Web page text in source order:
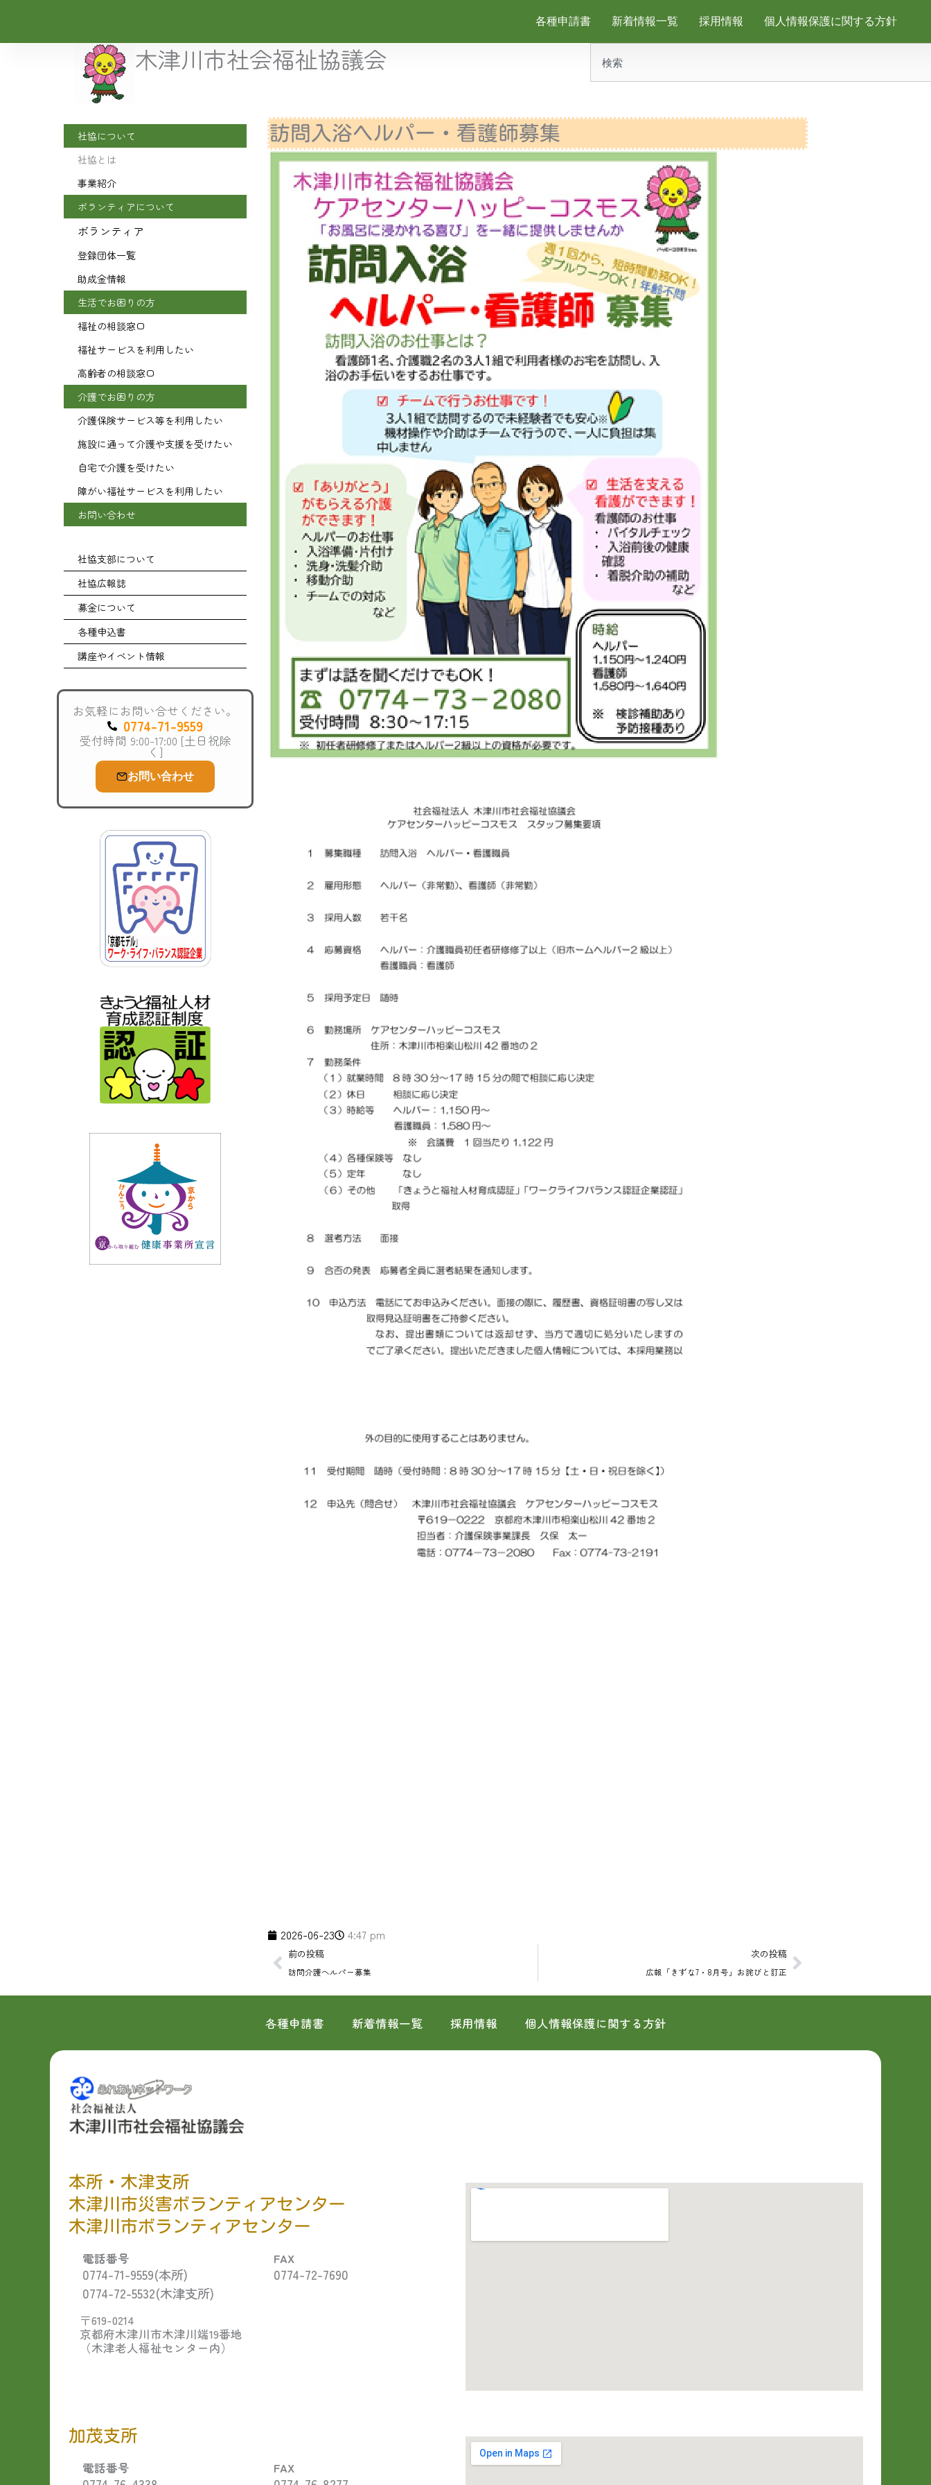
を
各種申請書 新着情報一覧 採用情報 個人情報保護に関する方針
木津川市社会福祉協議会
社協について
社協とは
事業紹介
ボランティアについて
ボランティア
登録団体一覧
助成金情報
生活でお困りの方
福祉の相談窓口
福祉サービスを利用したい
高齢者の相談窓口
介護でお困りの方
介護保険サービス等を利用したい
施設に通って介護や支援を受けたい
自宅で介護を受けたい
障がい福祉サービスを利用したい
お問い合わせ
社協支部について
社協広報誌
募金について
各種申込書
講座やイベント情報
お気軽にお問い合せください。
0774-71-9559
受付時間 9:00-17:00 [土日祝除
く]
お問い合わせ
訪問入浴ヘルパー・看護師募集
2026-06-23 4:47 pm
Prev
前の投稿
訪問介護ヘルパー募集
次の投稿
広報「きずな7・8月号」お詫びと訂正
Next
各種申請書 新着情報一覧 採用情報 個人情報保護に関する方針
本所・木津支所
木津川市災害ボランティアセンター
木津川市ボランティアセンター
電話番号
0774-71-9559‎(本所)
0774-72-5532(木津支所)
FAX
0774-72-7690‎
〒619-0214
京都府木津川市木津川端19番地
（木津老人福祉センター内）
加茂支所
電話番号 FAX